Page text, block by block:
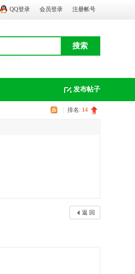
QQ登录 会员登录 注册帐号
搜索
发布帖子
排名: 14
返 回